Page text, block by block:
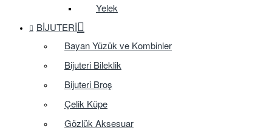
Yelek
BIJUTERI
Bayan Yüzük ve Kombinler
Bijuteri Bileklik
Bijuteri Broş
Çelik Küpe
Gözlük Aksesuar